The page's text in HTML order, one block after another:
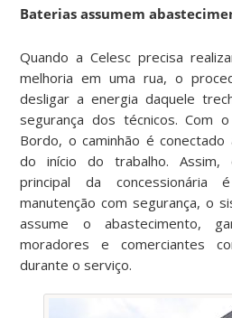
Baterias assumem
Quando a Celesc precisa
melhoria em uma rua, o
desligar a energia daquele
segurança dos técnicos. Com
Bordo, o caminhão é
do início do trabalho. Assim,
principal da concessionária
manutenção com segurança, o
assume o abastecimento,
moradores e comerciantes
durante o serviço.